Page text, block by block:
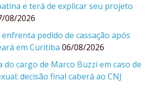
e terá de explicar seu projeto
08/2026
pedido de cassação após
em Curitiba 06/08/2026
do cargo de Marco Buzzi em caso de
decisão final caberá ao CNJ